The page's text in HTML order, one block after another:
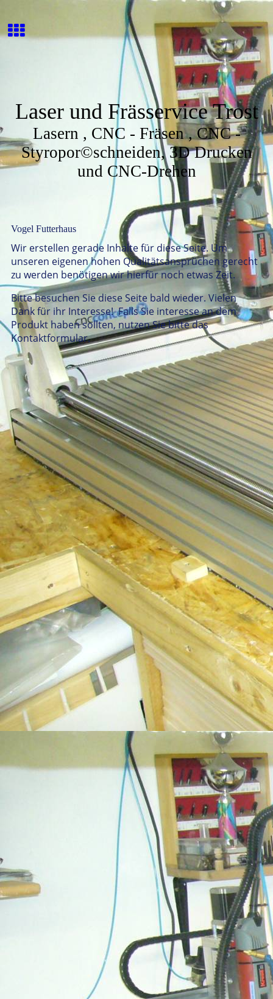
Laser und Frässervice Trost
Lasern , CNC - Fräsen , CNC -
Styropor©schneiden, 3D Drucken
und CNC-Drehen
Vogel Futterhaus
Wir erstellen gerade Inhalte für diese Seite. Um
unseren eigenen hohen Qualitätsansprüchen gerecht
zu werden benötigen wir hierfür noch etwas Zeit.
Bitte besuchen Sie diese Seite bald wieder. Vielen
Dank für ihr Interesse! Falls Sie interesse an dem
Produkt haben sollten, nutzen Sie bitte das
Kontaktformular.